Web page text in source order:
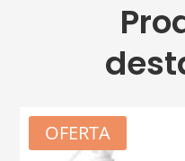
OFERTA